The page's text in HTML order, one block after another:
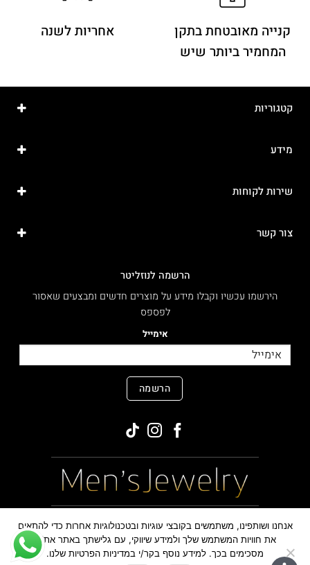
קנייה מאובטחת בתקן
המחמיר ביותר שיש
אחריות לשנה
קטגוריות
מידע
שירות לקוחות
צור קשר
הרשמה לנוזליטר
הירשמו עכשיו וקבלו מידע על מוצרים חדשים ומבצעים שאסור
לפספס
אימייל
הרשמה
Visa
PayPal
MasterCard
אנחנו ושותפינו, משתמשים בקובצי עוגיות ובטכנולוגיות אחרות כדי להתאים
את חוויות המשתמש שלך ולמידע שיווקי, עם גלישתך באתר את/ה
מסכימים בכך. למידע נוסף בקר/י במדיניות הפרטיות שלנו.